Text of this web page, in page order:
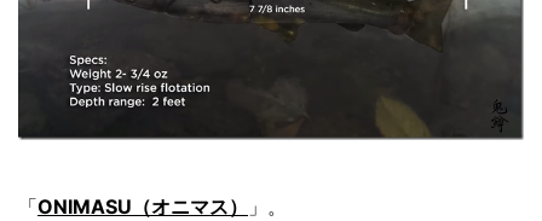
「ONIMASU（オニマス）
」。